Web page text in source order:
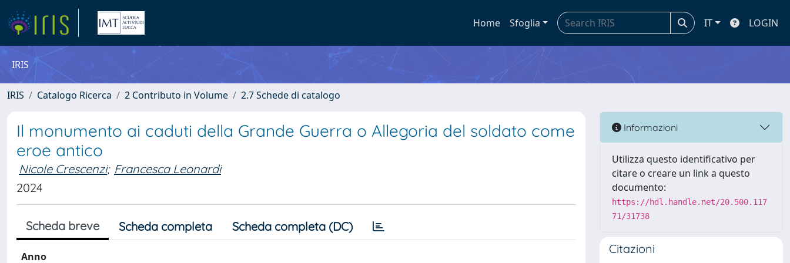
Home Sfoglia IT LOGIN
IRIS
IRIS Catalogo Ricerca 2 Contributo in Volume 2.7 Schede di catalogo
Il monumento ai caduti della Grande Guerra o Allegoria del soldato come
eroe antico
Nicole Crescenzi; Francesca Leonardi
2024
Scheda breve Scheda completa Scheda completa (DC)
Anno
Informazioni
Utilizza questo identificativo per
citare o creare un link a questo
documento:
https://hdl.handle.net/20.500.117
71/31738
Citazioni